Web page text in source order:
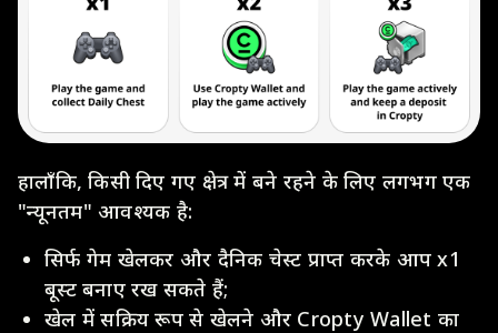
हालाँकि, किसी दिए गए क्षेत्र में बने रहने के लिए लगभग एक
"न्यूनतम" आवश्यक है:
सिर्फ गेम खेलकर और दैनिक चेस्ट प्राप्त करके आप x1
बूस्ट बनाए रख सकते हैं;
खेल में सक्रिय रूप से खेलने और Cropty Wallet का